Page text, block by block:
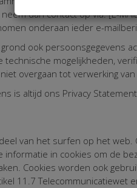
dan contact op via: [E-
onderaan ieder e-
ook persoonsgegevens
mogelijkheden,
overgaan tot verwerking
is altijd ons Privacy
van het surfen op het
informatie in cookies om de
Cookies worden ook
11.7 Telecommunicatiewet